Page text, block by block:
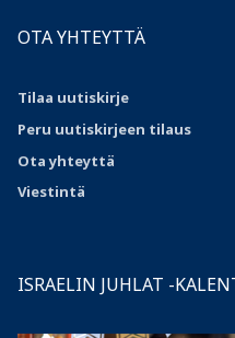
OTA YHTEYTTÄ
Tilaa uutiskirje
Peru uutiskirjeen tilaus
Otayhteyttä
Viestintä
ISRAELIN JUHLAT -